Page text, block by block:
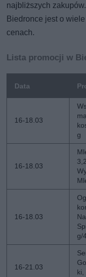
najbliższych
Biedronce jest o
cenach.
Lista promocji w
Data
16-18.03
g
16-18.03
16-18.03
g/
16-21.03
ki,